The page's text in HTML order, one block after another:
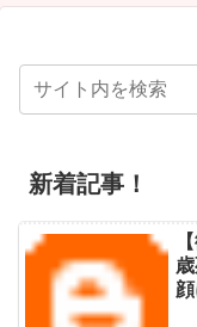
新着記事！